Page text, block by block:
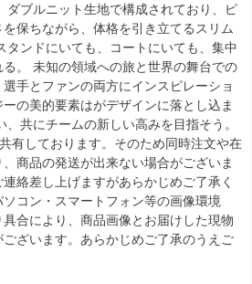
ダブルニット生地で構成されており、ピ
保ちながら、体格を引き立てるスリム
タンドにいても、コートにいても、集中
。 未知の領域への旅と世界の舞台での
手とファンの両方にインスピレーショ
の美的要素はがデザインに落とし込ま
共にチームの新しい高みを目指そう。
有しております。そのため同時注文や在
商品の発送が出来ない場合がございま
絡差し上げますがあらかじめご了承く
コン・スマートフォン等の画像環境
合により、商品画像とお届けした現物
ざいます。あらかじめご了承のうえご